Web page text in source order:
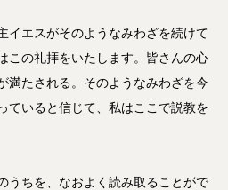
イエスがそのようなみわざを続けて
この礼拝をいたします。皆さんの心
満たされる。そのようなみわざを今
ていると信じて、私はここで説教を
うちを、なおよく読み取ることがで